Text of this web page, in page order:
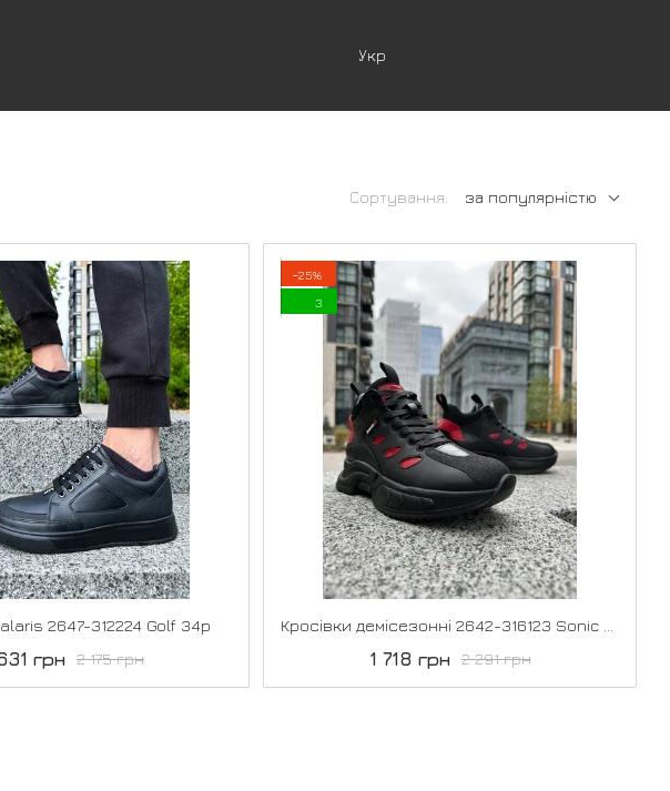
Укр
Сортування: за популярністю
2647-312224 Golf 34р
2 175 грн
грн
−25%
3
2 291 грн
1 718 грн